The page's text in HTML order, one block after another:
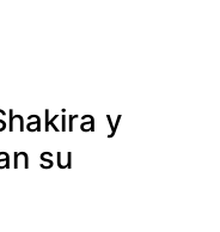
y
su